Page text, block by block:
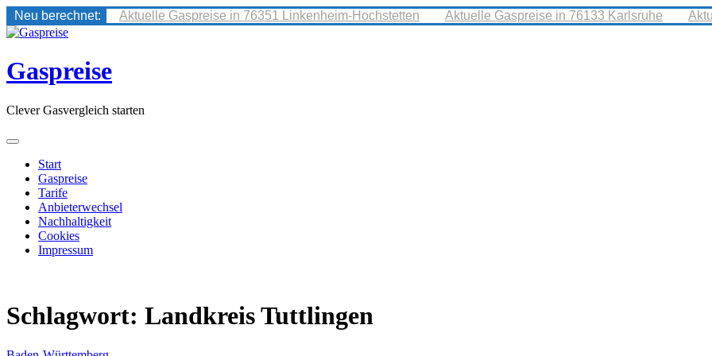
Neu berechnet: Aktuelle Gaspreise in 76351 Linkenheim-Hochstetten Aktuelle Gaspreise in 76133 Karlsruhe
Skip
content
Gaspreise
Clever Gasvergleich starten
Start
Gaspreise
Tarife
Anbieterwechsel
Nachhaltigkeit
Cookies
Impressum
Schlagwort: Landkreis Tuttlingen